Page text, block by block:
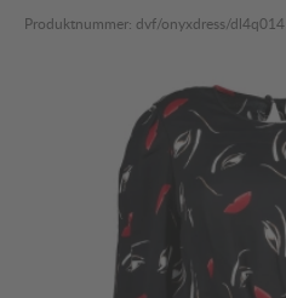
Produktnummer: dvf/onyxdress/dl4q014